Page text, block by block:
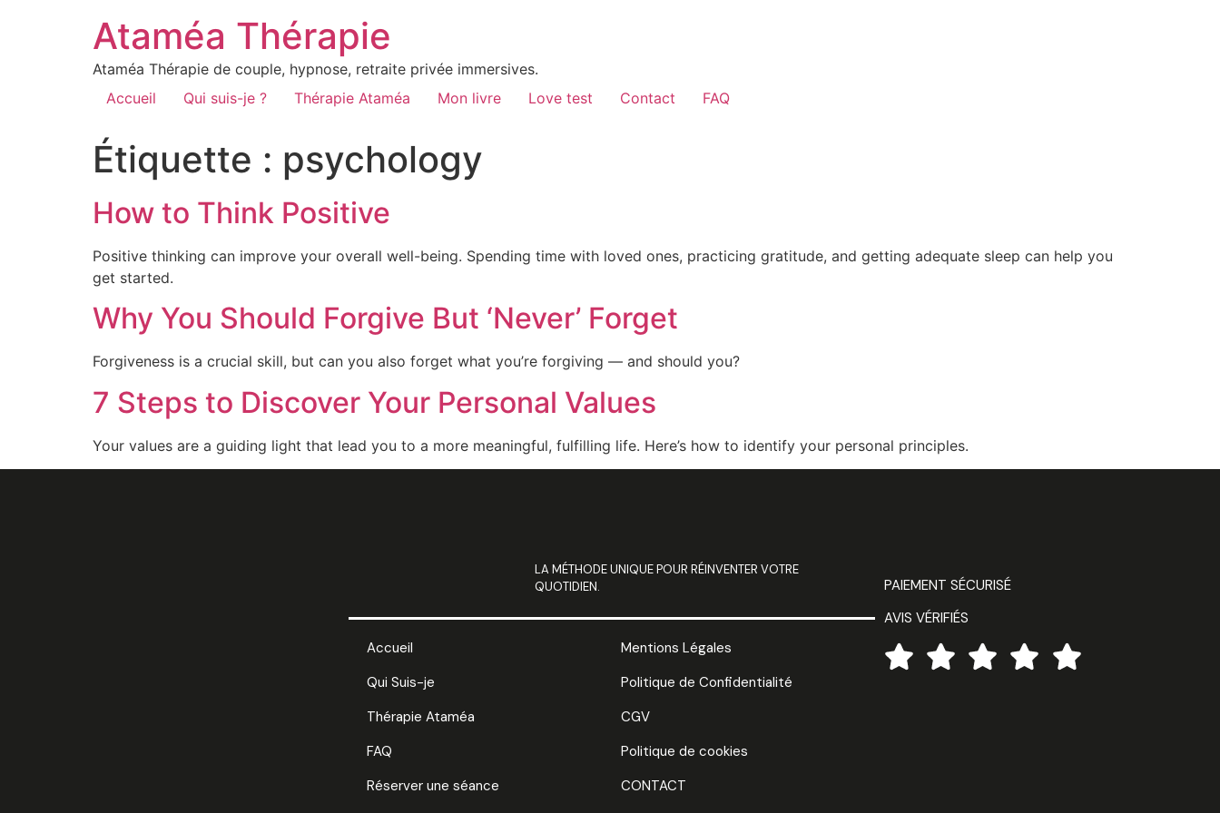
Ataméa Thérapie
Ataméa Thérapie de couple, hypnose, retraite privée immersives.
Accueil
Qui suis-je ? Thérapie Ataméa Mon livre Love test Contact FAQ
Étiquette : psychology
How to Think Positive
Positive thinking can improve your overall well-being. Spending time with loved ones, practicing gratitude, and getting adequate sleep can help you
get started.
Why You Should Forgive But ‘Never’ Forget
Forgiveness is a crucial skill, but can you also forget what you’re forgiving — and should you?
7 Steps to Discover Your Personal Values
Your values are a guiding light that lead you to a more meaningful, fulfilling life. Here’s how to identify your personal principles.
LA MÉTHODE UNIQUE POUR RÉINVENTER VOTRE
QUOTIDIEN.
Accueil
Qui Suis-je
Thérapie Ataméa
FAQ
Réserver une séance
Mentions Légales
Politique de Confidentialité
CGV
Politique de cookies
CONTACT
PAIEMENT SÉCURISÉ
AVIS VÉRIFIÉS